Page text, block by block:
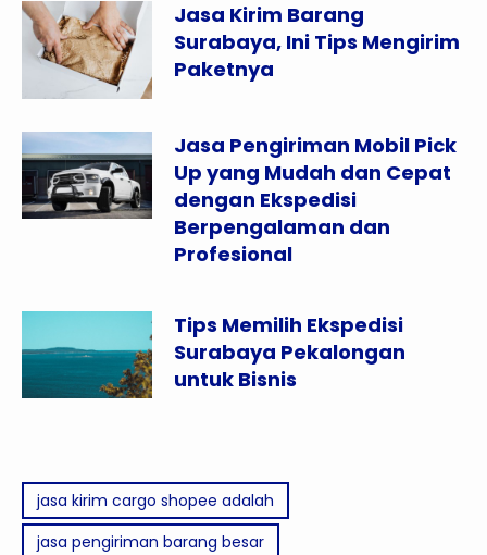
Jasa Kirim Barang
Surabaya, Ini Tips Mengirim
Paketnya
Jasa Pengiriman Mobil Pick
Up yang Mudah dan Cepat
dengan Ekspedisi
Berpengalaman dan
Profesional
Tips Memilih Ekspedisi
Surabaya Pekalongan
untuk Bisnis
jasa kirim cargo shopee adalah
jasa pengiriman barang besar